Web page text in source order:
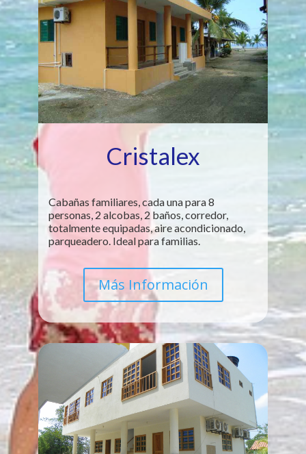
Cristalex
Cabañas familiares, cada una para 8
personas, 2 alcobas, 2 baños, corredor,
totalmente equipadas, aire acondicionado,
parqueadero. Ideal para familias.
Más Información